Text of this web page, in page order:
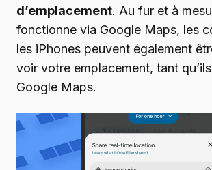
d’emplacement. Au fur et à
fonctionne via Google Maps, les
les iPhones peuvent également
voir votre emplacement, tant
Google Maps.